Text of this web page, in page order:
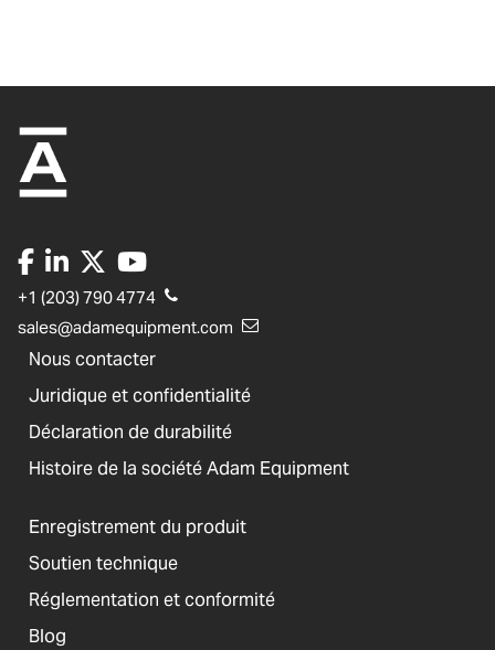
+1 (203) 790 4774
sales@adamequipment.com
Nous contacter
Juridique et confidentialité
Déclaration de durabilité
Histoire de la société Adam Equipment
Enregistrement du produit
Soutien technique
Réglementation et conformité
Blog